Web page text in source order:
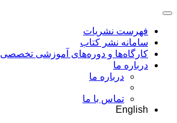
فهرست نشریات
سامانه نشر کتاب
کارگاه‌ها و دوره‌های آموزشی تخصصی
درباره ما
درباره ما
تماس با ما
English